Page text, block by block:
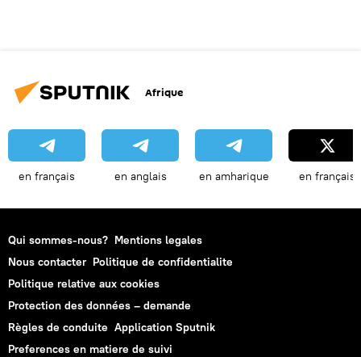
Afrique
en français en anglais en amharique en français
Qui sommes-nous? Mentions legales
Nous contacter Politique de confidentialite
Politique relative aux cookies
Protection des données – demande
Règles de conduite Application Sputnik
Preferences en matiere de suivi